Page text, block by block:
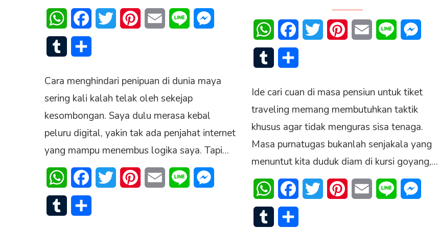
WhatsAppFacebookTwitter PinterestEmail Line Messenger
Tumblr
Cara menghindari penipuan di dunia maya
sering kali kalah telak oleh sekejap
kesombongan. Saya dulu merasa kebal
peluru digital, yakin tak ada penjahat internet
yang mampu menembus logika saya. Tapi…
WhatsAppFacebookTwitter PinterestEmail Line Messenger
Tumblr
WhatsAppFacebookTwitter PinterestEmail Line
Tumblr
Ide cari cuan di masa pensiun untuk tiket
traveling memang membutuhkan taktik
khusus agar tidak menguras sisa tenaga.
Masa purnatugas bukanlah senjakala yang
menuntut kita duduk diam di kursi goyang,…
WhatsAppFacebookTwitter PinterestEmail Line
Tumblr